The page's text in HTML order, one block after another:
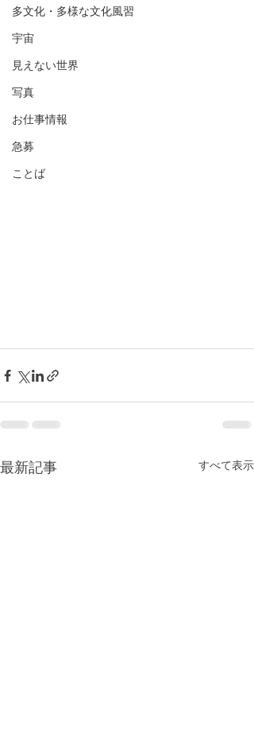
多文化・多様な文化風習
宇宙
見えない世界
写真
お仕事情報
急募
ことば
最新記事 すべて表示